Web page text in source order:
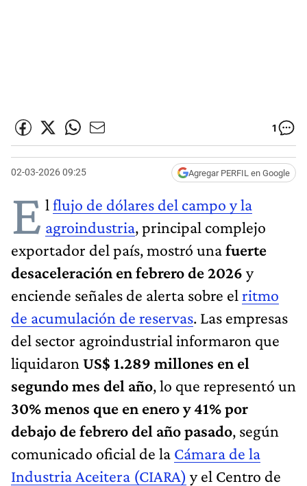
1
02-03-2026 09:25 Agregar PERFIL en Google
E l flujo de dólares del campo y la
agroindustria, principal complejo
exportador del país, mostró unafuerte
desaceleración en febrero de 2026 y
enciende señales de alerta sobre el ritmo
de acumulación de reservas. Las empresas
del sector agroindustrial informaron que
liquidaron US$ 1.289 millones en el
segundo mes del año, lo que representó un
30% menos que en enero y 41% por
debajo de febrero del año pasado, según
comunicado oficial de la Cámara de la
Industria Aceitera (CIARA) y el Centro de